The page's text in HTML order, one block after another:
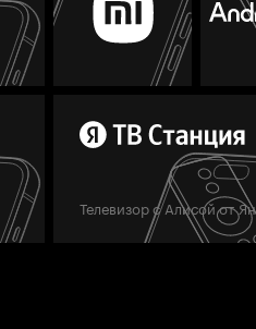
Телевизор с Алисой от